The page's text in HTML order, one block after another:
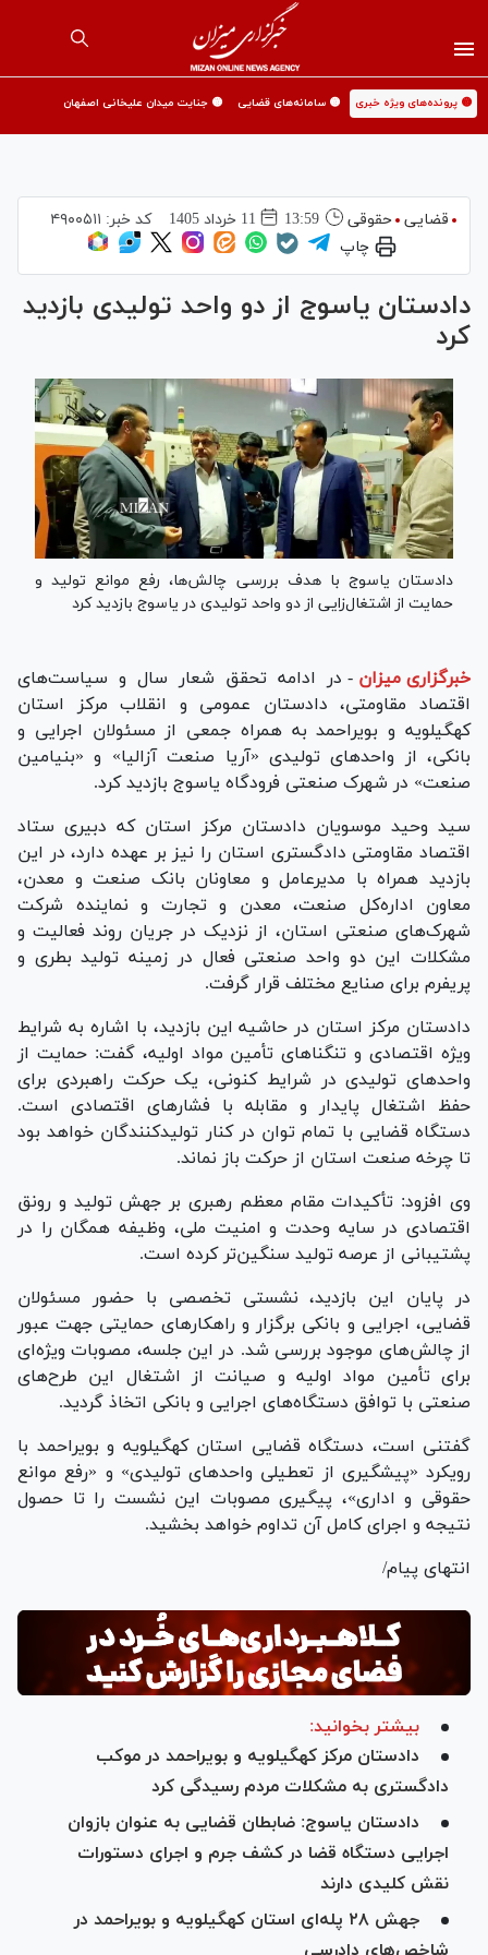
🟡 پرونده‌های ویژه خبری 🟡 سامانه‌های قضایی 🟡 جنایت میدان علیخانی اصفهان
قضایی حقوقی 13:59 11 خرداد 1405 کد خبر: ۴۹۰۰۵۱۱
چاپ
دادستان یاسوج از دو واحد تولیدی بازدید
کرد
دادستان یاسوج با هدف بررسی چالش‌ها، رفع موانع تولید و
حمایت از اشتغال‌زایی از دو واحد تولیدی در یاسوج بازدید کرد
خبرگزاری میزان - در ادامه تحقق شعار سال و سیاست‌های
اقتصاد مقاومتی، دادستان عمومی و انقلاب مرکز استان
کهگیلویه و بویراحمد به همراه جمعی از مسئولان اجرایی و
بانکی، از واحد‌های تولیدی «آریا صنعت آزالیا» و «بنیامین
صنعت» در شهرک صنعتی فرودگاه یاسوج بازدید کرد.
سید وحید موسویان دادستان مرکز استان که دبیری ستاد
اقتصاد مقاومتی دادگستری استان را نیز بر عهده دارد، در این
بازدید همراه با مدیرعامل و معاونان بانک صنعت و معدن،
معاون اداره‌کل صنعت، معدن و تجارت و نماینده شرکت
شهرک‌های صنعتی استان، از نزدیک در جریان روند فعالیت و
مشکلات این دو واحد صنعتی فعال در زمینه تولید بطری و
پریفرم برای صنایع مختلف قرار گرفت.
دادستان مرکز استان در حاشیه این بازدید، با اشاره به شرایط
ویژه اقتصادی و تنگنا‌های تأمین مواد اولیه، گفت: حمایت از
واحد‌های تولیدی در شرایط کنونی، یک حرکت راهبردی برای
حفظ اشتغال پایدار و مقابله با فشار‌های اقتصادی است.
دستگاه قضایی با تمام توان در کنار تولیدکنندگان خواهد بود
تا چرخه صنعت استان از حرکت باز نماند.
وی افزود: تأکیدات مقام معظم رهبری بر جهش تولید و رونق
اقتصادی در سایه وحدت و امنیت ملی، وظیفه همگان را در
پشتیبانی از عرصه تولید سنگین‌تر کرده است.
در پایان این بازدید، نشستی تخصصی با حضور مسئولان
قضایی، اجرایی و بانکی برگزار و راهکار‌های حمایتی جهت عبور
از چالش‌های موجود بررسی شد. در این جلسه، مصوبات ویژه‌ای
برای تأمین مواد اولیه و صیانت از اشتغال این طرح‌های
صنعتی با توافق دستگاه‌های اجرایی و بانکی اتخاذ گردید.
گفتنی است، دستگاه قضایی استان کهگیلویه و بویراحمد با
رویکرد «پیشگیری از تعطیلی واحد‌های تولیدی» و «رفع موانع
حقوقی و اداری»، پیگیری مصوبات این نشست را تا حصول
نتیجه و اجرای کامل آن تداوم خواهد بخشید.
انتهای پیام/
بیشتر بخوانید:
دادستان مرکز کهگیلویه و بویراحمد در موکب
دادگستری به مشکلات مردم رسیدگی کرد
دادستان یاسوج: ضابطان قضایی به عنوان بازوان
اجرایی دستگاه قضا در کشف جرم و اجرای دستورات
نقش کلیدی دارند
جهش ۲۸ پله‌ای استان کهگیلویه و بویراحمد در